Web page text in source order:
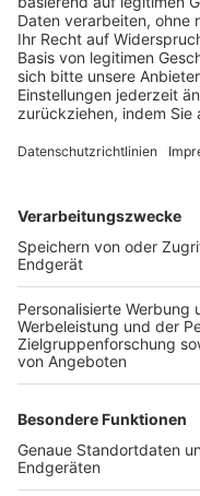
Trainerbörse
Login SpielPlus
FOLGE DEM BFV
TOP-VEREINE
TOP-PARTNER